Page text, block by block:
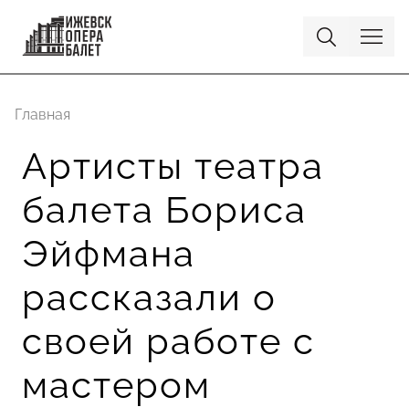
Главная
Артисты театра
балета Бориса
Эйфмана
рассказали о
своей работе с
мастером